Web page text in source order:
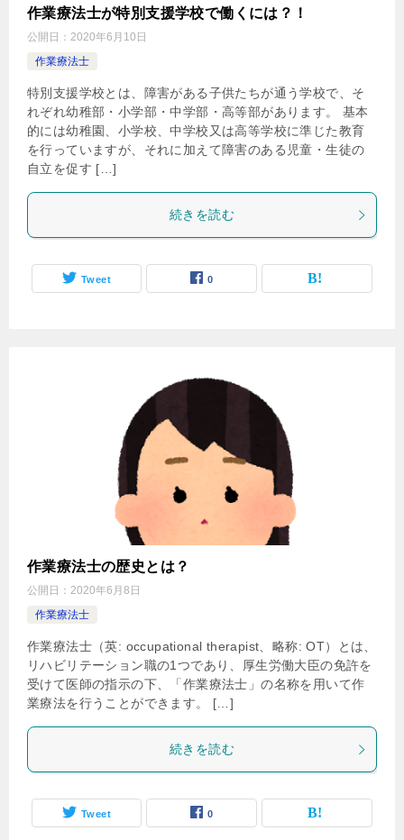
作業療法士が特別支援学校で働くには？！
公開日： 2020年6月10日
作業療法士
特別支援学校とは、障害がある子供たちが通う学校で、そ
れぞれ幼稚部・小学部・中学部・高等部があります。 基本
的には幼稚園、小学校、中学校又は高等学校に準じた教育
を行っていますが、それに加えて障害のある児童・生徒の
自立を促す […]
続きを読む
Tweet 0
作業療法士の歴史とは？
公開日： 2020年6月8日
作業療法士
作業療法士（英: occupational therapist、略称: OT）とは、
リハビリテーション職の1つであり、厚生労働大臣の免許を
受けて医師の指示の下、「作業療法士」の名称を用いて作
業療法を行うことができます。 […]
続きを読む
Tweet 0